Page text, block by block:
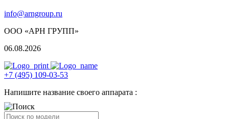
info@arngroup.ru
ООО «АРН ГРУПП»
06.08.2026
+7 (495) 109-03-53
Напишите название своего аппарата :